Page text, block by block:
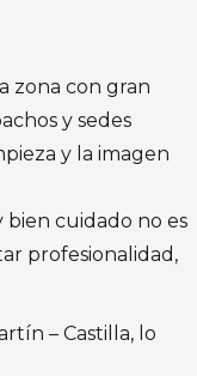
zona con gran
y sedes
y la imagen
bien cuidado no es
profesionalidad,
– Castilla, lo